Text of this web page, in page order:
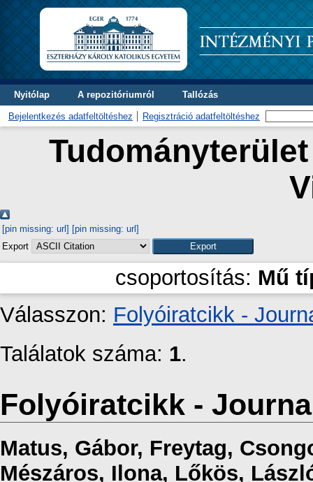
Nyitólap A repozitóriumról Tallózás
Bejelentkezés adatfeltöltéshez Regisztráció adatfeltöltéshez
[pin missing: url] [pin missing: url]
Export
csoportosítás: Mű
Válasszon: Folyóiratcikk -
Találatok száma: 1.
Folyóiratcikk -
Matus, Gábor, Freytag,
Mészáros, Ilona, Lőkös,